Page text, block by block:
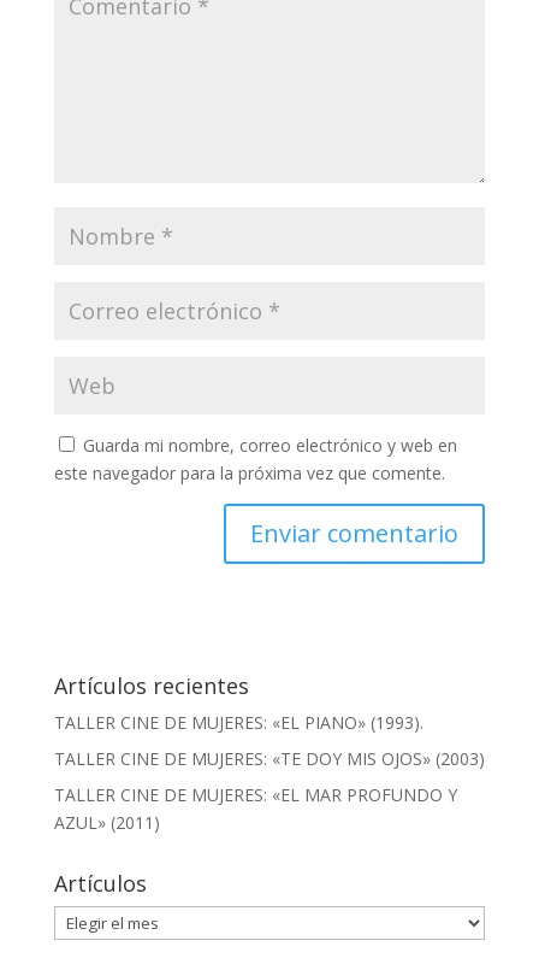
Guarda mi nombre, correo electrónico y web en
este navegador para la próxima vez que comente.
Artículos recientes
TALLER CINE DE MUJERES: «EL PIANO» (1993).
TALLER CINE DE MUJERES: «TE DOY MIS OJOS» (2003)
TALLER CINE DE MUJERES: «EL MAR PROFUNDO Y
AZUL» (2011)
Artículos
Artículos